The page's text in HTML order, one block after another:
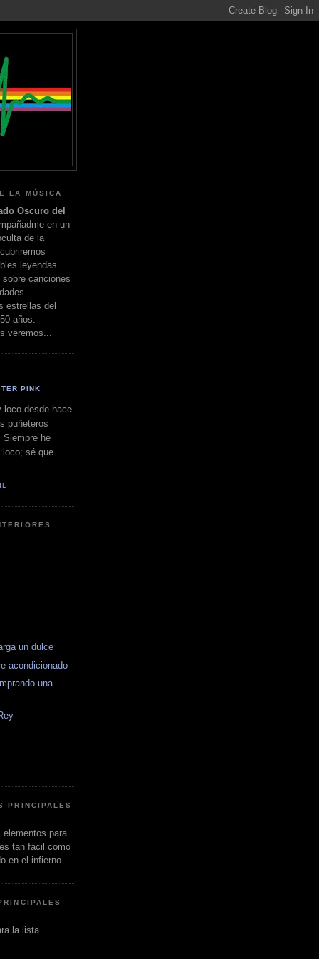
LA MÚSICA
Oscuro del
en un
de la
leyendas
canciones
estrellas del
años.
veremos...
PINK
loco desde hace
puñeteros
Siempre he
loco; sé que
un dulce
acondicionado
una
PRINCIPALES
elementos para
tan fácil como
en el infierno.
la lista